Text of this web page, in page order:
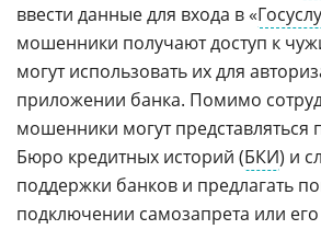
ввести данные для входа в «
мошенники получают доступ к
могут использовать их для
приложении банка. Помимо
мошенники могут представляться
Бюро кредитных историй (БКИ) и
поддержки банков и предлагать
подключении самозапрета или его